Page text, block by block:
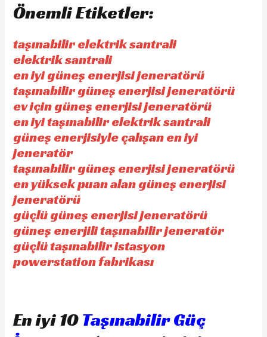
Önemli Etiketler:
taşınabilir elektrik santrali
elektrik santrali
en iyi güneş enerjisi jeneratörü
taşınabilir güneş enerjisi jeneratörü
ev için güneş enerjisi jeneratörü
en iyi taşınabilir elektrik santrali
güneş enerjisiyle çalışan en iyi
jeneratör
taşınabilir güneş enerjisi jeneratörü
en yüksek puan alan güneş enerjisi
jeneratörü
güçlü güneş enerjisi jeneratörü
güneş enerjili taşınabilir jeneratör
güçlü taşınabilir istasyon
powerstation fabrikası
En iyi 10Taşınabilir Güç